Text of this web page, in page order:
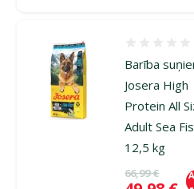
Barība
Josera High
Protein All
Adult Sea
12,5 kg
Oriģinālā
66,99 €